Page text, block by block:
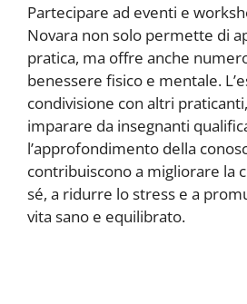
Partecipare ad eventi e
Novara non solo permette di
pratica, ma offre anche
benessere fisico e mentale.
condivisione con altri
imparare da insegnanti
l’approfondimento della
contribuiscono a migliorare la
sé, a ridurre lo stress e a
vita sano e equilibrato.